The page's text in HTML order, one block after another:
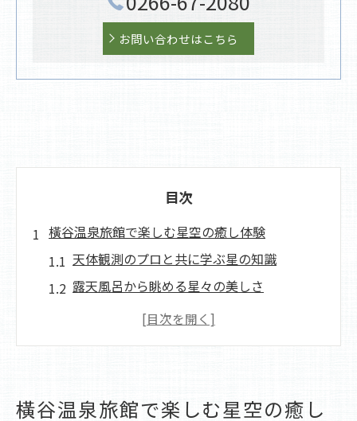
お問い合わせはこちら
目次
橫谷温泉旅館で楽しむ星空の癒し体験
天体観測のプロと共に学ぶ星の知識
露天風呂から眺める星々の美しさ
星空と共に楽しむ地元食材を使った料理
橫谷温泉旅館で楽しむ星空の癒し